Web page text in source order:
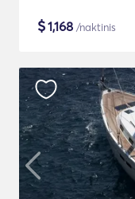
$1,168 /naktinis